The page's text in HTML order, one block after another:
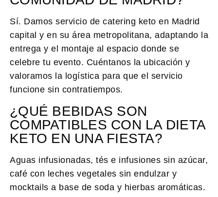
Sí. Damos servicio de catering keto en Madrid
capital y en su área metropolitana, adaptando la
entrega y el montaje al espacio donde se
celebre tu evento. Cuéntanos la ubicación y
valoramos la logística para que el servicio
funcione sin contratiempos.
¿QUÉ BEBIDAS SON
COMPATIBLES CON LA DIETA
KETO EN UNA FIESTA?
Aguas infusionadas, tés e infusiones sin azúcar,
café con leches vegetales sin endulzar y
mocktails a base de soda y hierbas aromáticas.